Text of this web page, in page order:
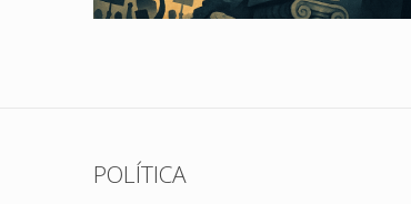
POLÍTICA